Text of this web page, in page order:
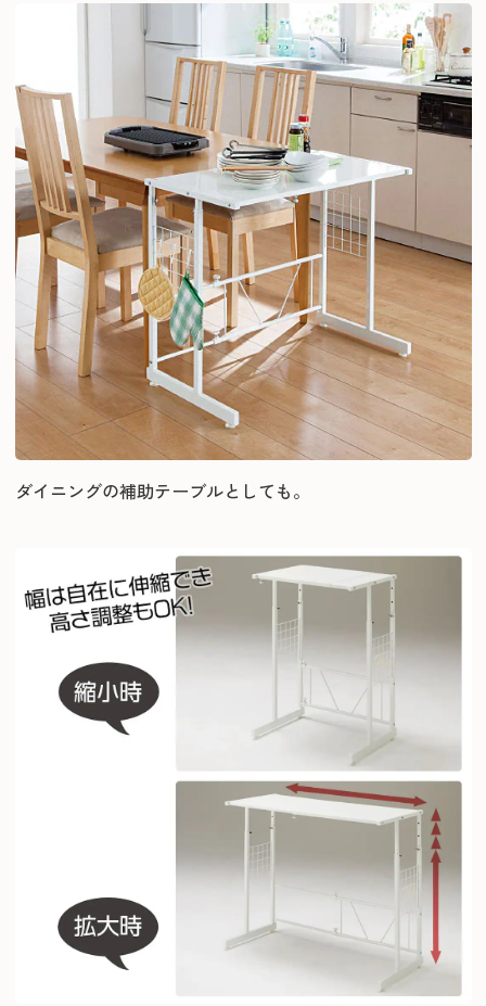
ダイニングの補助テーブルとしても。